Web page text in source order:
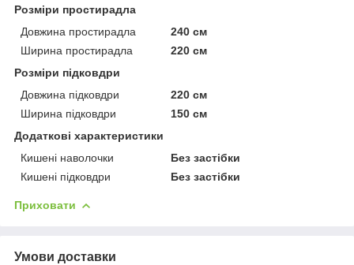
Розміри простирадла
Довжина простирадла
240 см
Ширина простирадла
220 см
Розміри підковдри
Довжина підковдри
220 см
Ширина підковдри
150 см
Додаткові характеристики
Кишені наволочки
Без застібки
Кишені підковдри
Без застібки
Приховати
Умови доставки